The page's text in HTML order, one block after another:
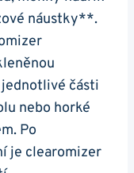
náustky**.
části
nebo horké
Po
je clearomizer